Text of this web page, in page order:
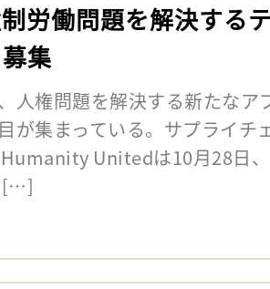
労働問題を解決する
集
人権問題を解決する新たなア
が集まっている。サプライチ
Unitedは10月28日
[…]